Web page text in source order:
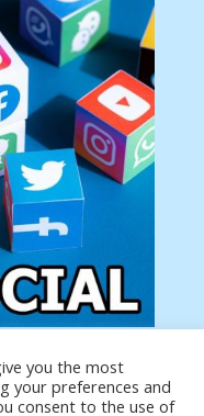
un link de tu
you the most
your preferences and
consent to the use of